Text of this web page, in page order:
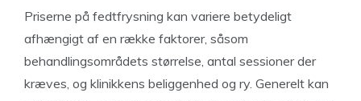
Priserne på fedtfrysning kan variere betydeligt
afhængigt af en række faktorer, såsom
behandlingsområdets størrelse, antal sessioner der
kræves, og klinikkens beliggenhed og ry. Generelt kan